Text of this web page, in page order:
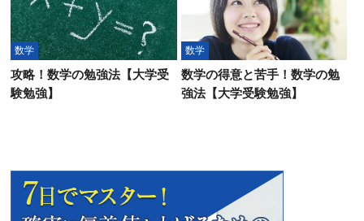
数学
攻略！数学の勉強法【大学受
験勉強】
数学
数学の得意と苦手！数学の勉
強法【大学受験勉強】